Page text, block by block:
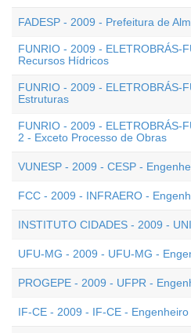
FADESP - 2009 - Prefeitura de
FUNRIO - 2009 - ELETROBRÁS-
Recursos Hídricos
FUNRIO - 2009 - ELETROBRÁS-
Estruturas
FUNRIO - 2009 - ELETROBRÁS-
2 - Exceto Processo de Obras
VUNESP - 2009 - CESP -
FCC - 2009 - INFRAERO -
INSTITUTO CIDADES - 2009 -
UFU-MG - 2009 - UFU-MG -
PROGEPE - 2009 - UFPR -
IF-CE - 2009 - IF-CE - Engenheiro